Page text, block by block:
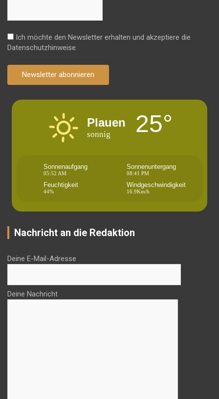
Ich möchte den Newsletter erhalten und akzeptiere die
Datenschutzhinweise.
Newsletter abonnieren
Plauen
sonnig 25°
Sonnenaufgang
05:52 AM
Sonnenuntergang
08:41 PM
Feuchtigkeit
44%
Windgeschwindigkeit
16.9Km/h
Nachricht an die Redaktion
Deine E-Mail-Adresse
Deine Nachricht